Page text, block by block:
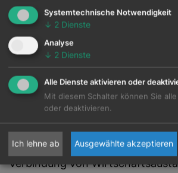
eindrucksvolle Einblicke in die
Artenschutzprogramme, die den
Tierarten im Alpenraum
erfolgreichen Repopulations- und
Auswilderungsmaßnahmen bis
Bildungsinitiativen – der
regionalen Biodiversität
Verbindung von
Systemtechnische Notwendigkeit
↓ 2 Dienste
Analyse
↓ 2 Dienste
Alle Dienste aktivieren oder
Mit diesem Schalter können Sie
oder deaktivieren.
Ich lehne ab Ausgewählte akzeptieren